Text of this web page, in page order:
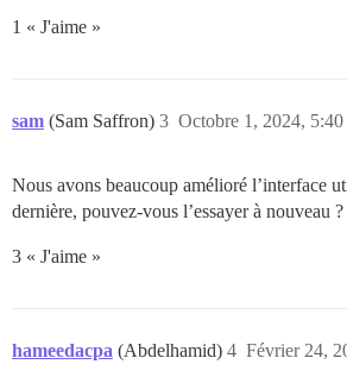
1 « J'aime »
sam (Sam Saffron) Octobre 1, 2024, 5:40
3
Nous avons beaucoup amélioré l’interface
dernière, pouvez-vous l’essayer à nouveau ?
3 « J'aime »
hameedacpa (Abdelhamid) Février 24,
4